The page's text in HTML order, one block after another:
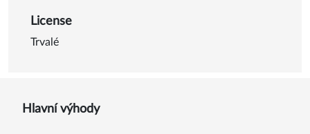
License
Trvalé
Hlavní výhody